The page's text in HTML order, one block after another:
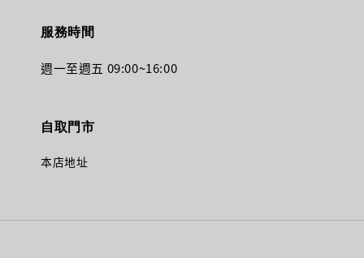
服務時間
週一至週五 09:00~16:00
自取門市
本店地址